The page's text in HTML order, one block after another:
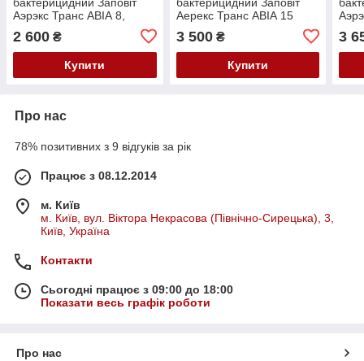
Аэрэкс Транс АВІА 8,
Osram
2 600 ₴
Купити
Аерекс Транс АВІА 15
3 500₴
Купити
3
Про нас
78% позитивних з 9 відгуків за рік
Працює з 08.12.2014
м. Київ
м. Київ, вул. Віктора Некрасова (Північно-Сирецька), 3,
Київ, Україна
Контакти
Сьогодні працює з 09:00 до 18:00
Показати весь графік роботи
Про нас